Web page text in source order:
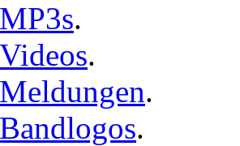
MP3s.
Videos.
Meldungen.
Bandlogos.